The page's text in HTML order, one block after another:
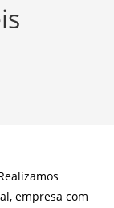
empresa com